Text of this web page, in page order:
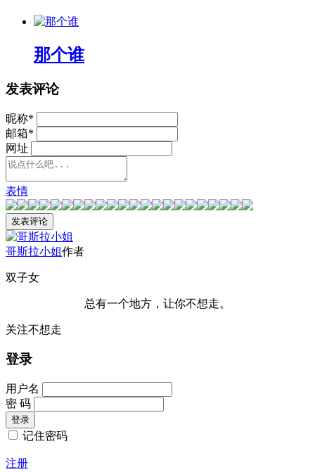
那个谁
发表评论
昵称*
邮箱*
网址
表情
哥斯拉小姐作者
双子女
总有一个地方，让你不想走。
关注不想走
登录
用户名
密 码
记住密码
注册